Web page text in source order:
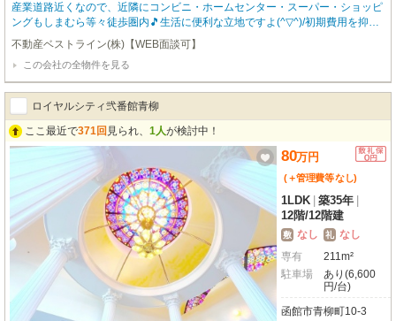
産業道路近くなので、近隣にコンビニ・ホームセンター・スーパー・ショッピ
ングもしまむら等々徒歩圏内🎵生活に便利な立地ですよ(^▽^)/初期費用を抑え
たい方に嬉しい敷金・礼金ゼロ！さらに、お車をお持ちの方には無料駐車場も
完備しており、日々の移動もスムーズです。室内はリフォーム済みで、6帖の
洋室はCF貼りに、冬も暖かく過ごせるガスFF暖房も新設されました。エアコ
ンやバス・トイレ別、温水洗浄トイレ、モニター付きインターホンなど、暮ら
しを豊かにする設備が充実しています。特におすすめは、開放感たっぷりの
広々バルコニー！洗濯物も気持ちよく乾かせます👕バス停「生協団地」まで徒
歩2分とアクセスも良好。日々の生活がとても便利になりますよ。ぜひお問い
不動産ベストライン(株)【WEB面談可】
この会社の全物件を見る
ロイヤルシティ弐番館青柳
ここ最近で371回 見られ、 1人が検討中！
80万円
(＋管理費等なし)
1LDK 築35年
12階/12階建
敷 なし 礼 なし
専有
211m²
駐車場
あり(6,600
円/台)
函館市青柳町10-3